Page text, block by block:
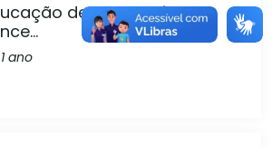
de São José de
ano